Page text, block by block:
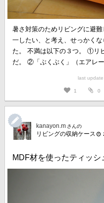
暑さ対策のためリビングに避
一したい、と考え、せっかく
た。 不満は以下の３つ。 ①リ
だ。 ②「ぶくぶく」（エアレ
last
1 0
kanayon.m さんの
リビングの収納ケース
MDF材を使ったティッシ